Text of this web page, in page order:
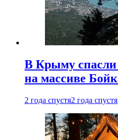
В Крыму спасли
на массиве
2 года спустя2 года спустя